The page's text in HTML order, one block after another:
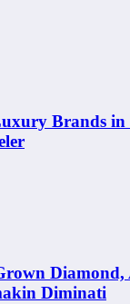
Brands in
Diminati